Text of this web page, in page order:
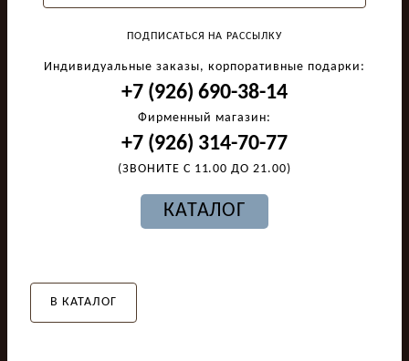
ПОДПИСАТЬСЯ НА РАССЫЛКУ
Индивидуальные заказы, корпоративные подарки:
+7 (926) 690-38-14
Фирменный магазин:
+7 (926) 314-70-77
(ЗВОНИТЕ С 11.00 ДО 21.00)
КАТАЛОГ
В КАТАЛОГ